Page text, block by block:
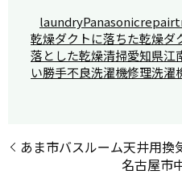
laundryPanasonicrepair
乾燥ダクトに落ちた乾燥ダ
落とした乾燥清掃愛知県江
い勝手不良洗濯機修理洗濯
あま市バスルーム天井用換
名古屋市